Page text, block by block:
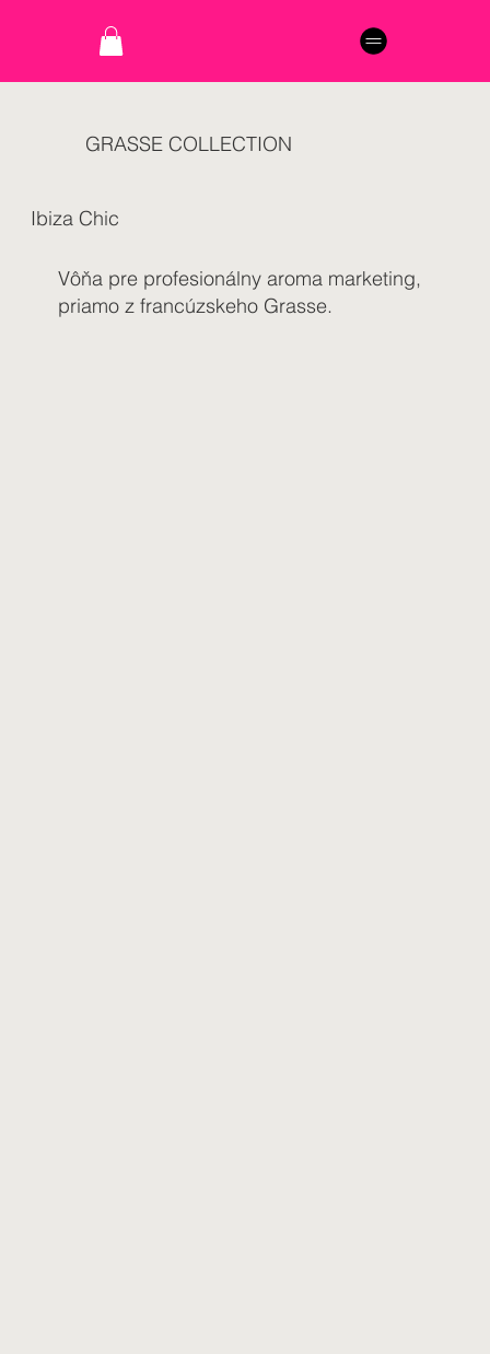
Vôňa pre profesionálny aroma marketing,
priamo z francúzskeho Grasse.
Ibiza Chic
GRASSE COLLECTION